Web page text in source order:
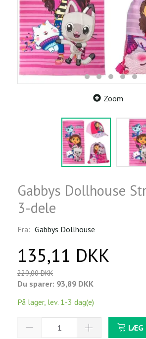
Zoom
Gabbys Dollhouse
3-dele
Fra: Gabbys Dollhouse
135,11 DKK
229,00 DKK
Du sparer: 93,89 DKK
På lager, lev. 1-3 dag(e)
LÆG